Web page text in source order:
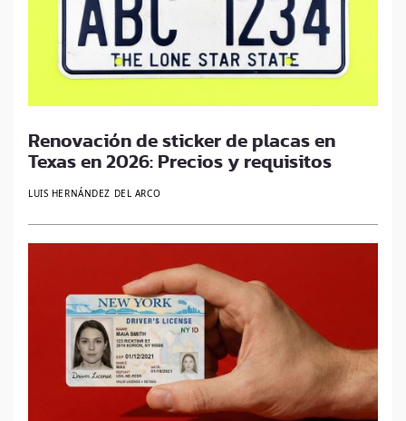
Renovación de sticker de placas en
Texas en 2026: Precios y requisitos
LUIS HERNÁNDEZ DEL ARCO